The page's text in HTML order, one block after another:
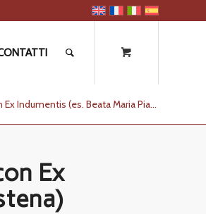
Indumentis (es. Beata Maria Pia...
Ex